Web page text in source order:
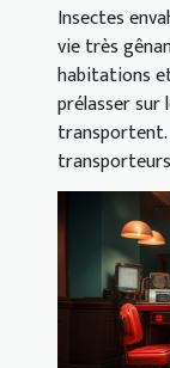
Insectes
vie très
habitations
prélasser sur